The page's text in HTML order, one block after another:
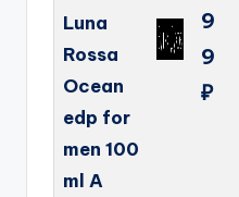
Luna
Rossa
Ocean
edp for
men 100
ml A
9
9
₽